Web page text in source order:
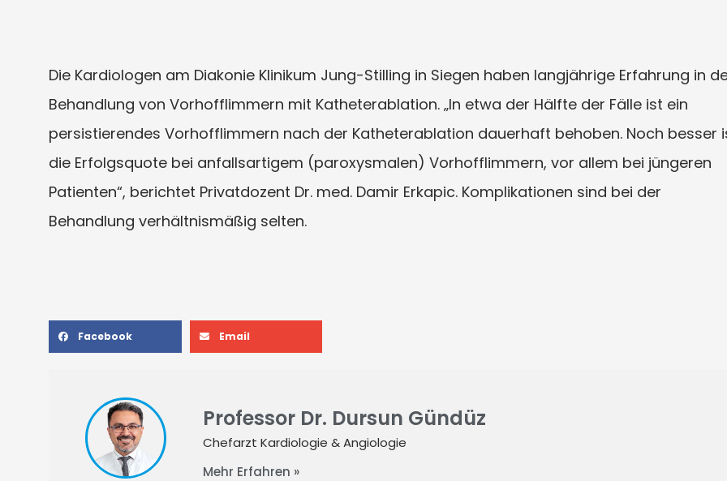
Die Kardiologen am Diakonie Klinikum Jung-Stilling in Siegen haben langjährige Erfahrung in
Behandlung von Vorhofflimmern mit Katheterablation. „In etwa der Hälfte der Fälle ist ein
persistierendes Vorhofflimmern nach der Katheterablation dauerhaft behoben. Noch besser
die Erfolgsquote bei anfallsartigem (paroxysmalen) Vorhofflimmern, vor allem bei jüngeren
Patienten“, berichtet Privatdozent Dr. med. Damir Erkapic. Komplikationen sind bei der
Behandlung verhältnismäßig selten.
Facebook Email
Professor Dr. Dursun Gündüz
Chefarzt Kardiologie & Angiologie
Mehr Erfahren »